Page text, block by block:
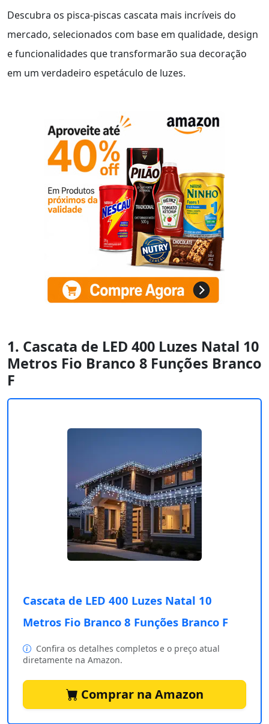
Descubra os pisca-piscas cascata mais incríveis do
mercado, selecionados com base em qualidade, design
e funcionalidades que transformarão sua decoração
em um verdadeiro espetáculo de luzes.
1. Cascata de LED 400 Luzes Natal 10
Metros Fio Branco 8 Funções Branco
F
Cascata de LED 400 Luzes Natal 10
Metros Fio Branco 8 Funções Branco F
Confira os detalhes completos e o preço atual
diretamente na Amazon.
Comprar na Amazon